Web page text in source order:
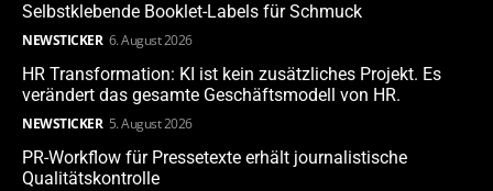
Selbstklebende Booklet-Labels für Schmuck
NEWSTICKER 6. August 2026
HR Transformation: KI ist kein zusätzliches Projekt. Es
verändert das gesamte Geschäftsmodell von HR.
NEWSTICKER 5. August 2026
PR-Workflow für Pressetexte erhält journalistische
Qualitätskontrolle